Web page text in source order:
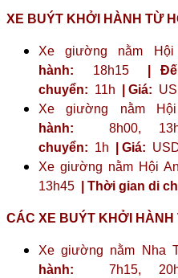
XE BUÝT KHỞI HÀNH TỪ
Xe giường nằm
hành: 18h15 |
chuyển: 11h | Giá:
Xe giường nằm
hành: 8h00,
chuyển: 1h | Giá:
Xe giường nằm Hội
13h45
| Thời gian di
CÁC XE BUÝT KHỞI HÀNH
Xe giường nằm Nha
hành: 7h15,